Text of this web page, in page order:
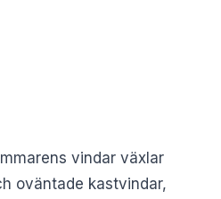
vindar växlar
oväntade kastvindar,